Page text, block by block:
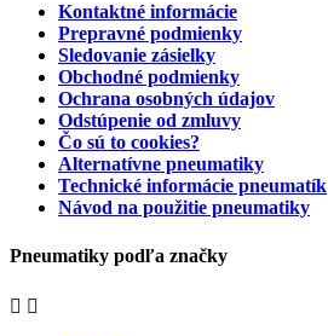
Kontaktné informácie
Prepravné podmienky
Sledovanie zásielky
Obchodné podmienky
Ochrana osobných údajov
Odstúpenie od zmluvy
Čo sú to cookies?
Alternatívne pneumatiky
Technické informácie pneumatík
Návod na použitie pneumatiky
Pneumatiky podľa značky
 